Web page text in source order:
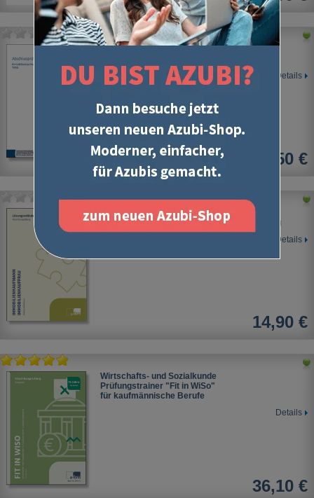
Details
13,50 €
Immobilienkauffrau / Immobilienkaufmann
Lösungserläuterungen zur Abschlussprüfung
Details
14,90 €
Wirtschafts- und Sozialkunde
Prüfungstrainer "Fit in WiSo"
für kaufmännische Berufe
Details
36,10 €